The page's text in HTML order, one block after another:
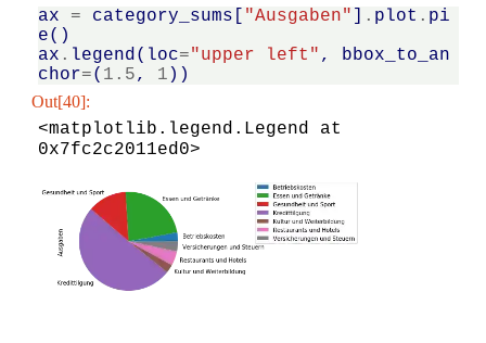
ax = category_sums "Ausgaben" . plot . pi
e()
ax . legend( loc="upper left" ,
bbox_to_an
chor=( 1.5, 1 ))
Out[40]:
<matplotlib.legend.Legend at
0x7fc2c2011ed0>